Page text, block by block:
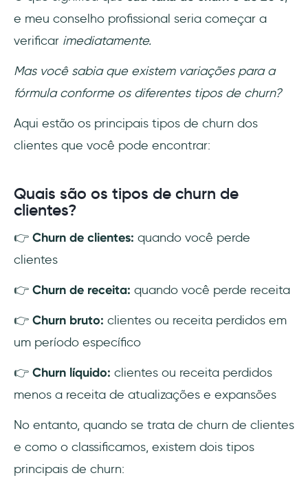
e meu conselho profissional seria começar a
verificar imediatamente.
Mas você sabia que existem variações para a
fórmula conforme os diferentes tipos de churn?
Aqui estão os principais tipos de churn dos
clientes que você pode encontrar:
Quais são os tipos de churn de
clientes?
👉 Churn de clientes: quando você perde
clientes
👉 Churn de receita: quando você perde receita
👉 Churn bruto: clientes ou receita perdidos em
um período específico
👉 Churn líquido: clientes ou receita perdidos
menos a receita de atualizações e expansões
No entanto, quando se trata de churn de clientes
e como o classificamos, existem dois tipos
principais de churn: